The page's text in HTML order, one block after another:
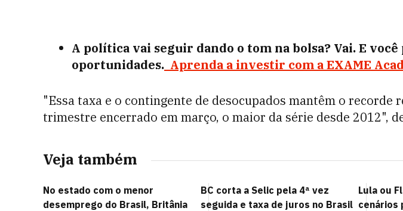
A política vai seguir dando o tom na bolsa? Vai. E
oportunidades. Aprenda a investir com a EXAME
"Essa taxa e o contingente de desocupados mantêm o recorde
trimestre encerrado em março, o maior da série desde 2012",
Veja também
No estado com o menor
desemprego do Brasil, Britânia
BC corta a Selic pela 4ª vez
seguida e taxa de juros no Brasil
Lula ou
cenários